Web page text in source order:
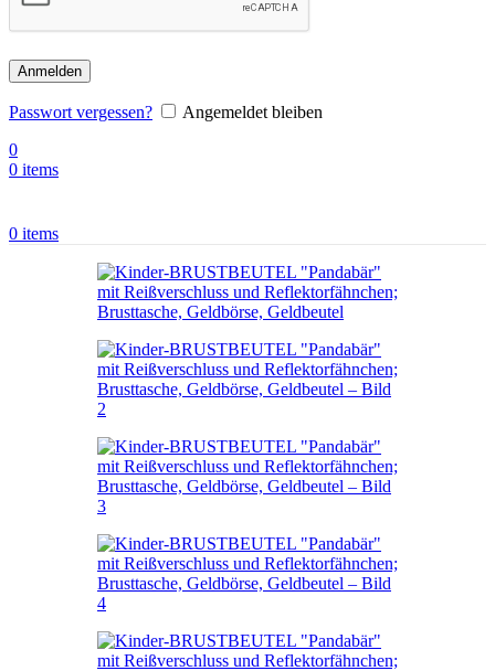
Anmelden
Passwort vergessen?
Angemeldet bleiben
0
0 items
0 items